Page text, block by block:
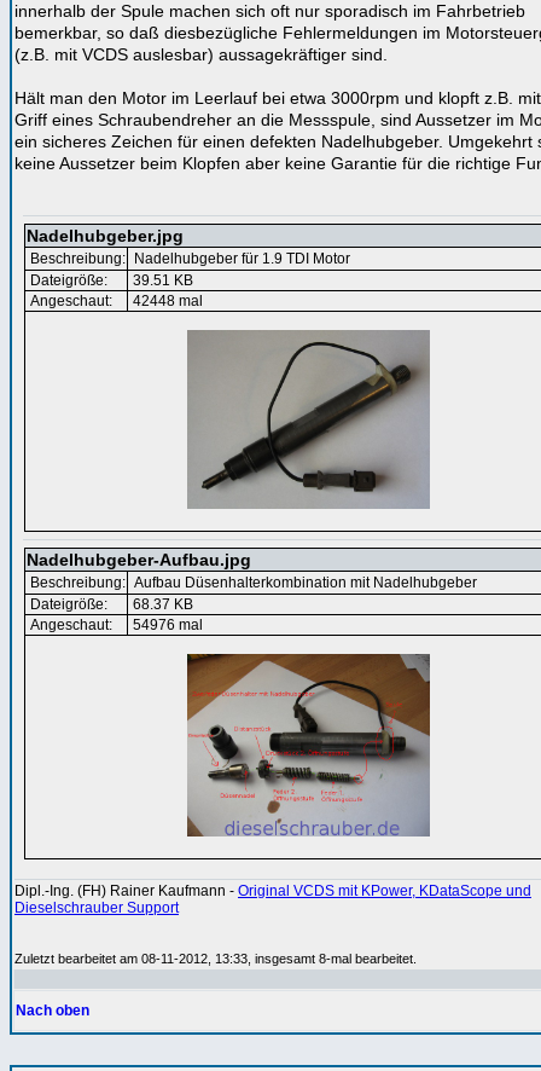
innerhalb der Spule machen sich oft nur sporadisch im Fahrbetrieb
bemerkbar, so daß diesbezügliche Fehlermeldungen im
(z.B. mit VCDS auslesbar) aussagekräftiger sind.
Hält man den Motor im Leerlauf bei etwa 3000rpm und klopft z.B.
Griff eines Schraubendreher an die Messspule, sind Aussetzer im
ein sicheres Zeichen für einen defekten Nadelhubgeber. Umgekehrt
keine Aussetzer beim Klopfen aber keine Garantie für die richtige
Nadelhubgeber.jpg
Beschreibung:
Nadelhubgeber für 1.9 TDI Motor
Dateigröße:
39.51 KB
Angeschaut:
42448 mal
Nadelhubgeber-Aufbau.jpg
Beschreibung: Aufbau Düsenhalterkombination mit Nadelhubgeber
Dateigröße:
68.37 KB
Angeschaut:
54976 mal
Dipl.-Ing. (FH) Rainer Kaufmann - Original VCDS mit KPower, KDataScope und
Dieselschrauber Support
Zuletzt bearbeitet am 08-11-2012, 13:33, insgesamt 8-mal bearbeitet.
Nach oben